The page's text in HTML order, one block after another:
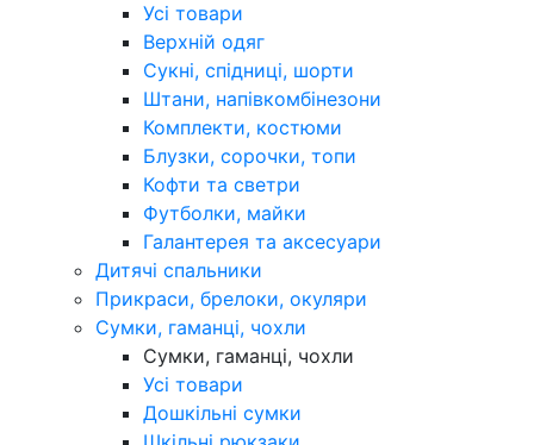
Усі товари
Верхній одяг
Сукні, спідниці, шорти
Штани, напівкомбінезони
Комплекти, костюми
Блузки, сорочки, топи
Кофти та светри
Футболки, майки
Галантерея та аксесуари
Дитячі спальники
Прикраси, брелоки, окуляри
Сумки, гаманці, чохли
Сумки, гаманці, чохли
Усі товари
Дошкільні сумки